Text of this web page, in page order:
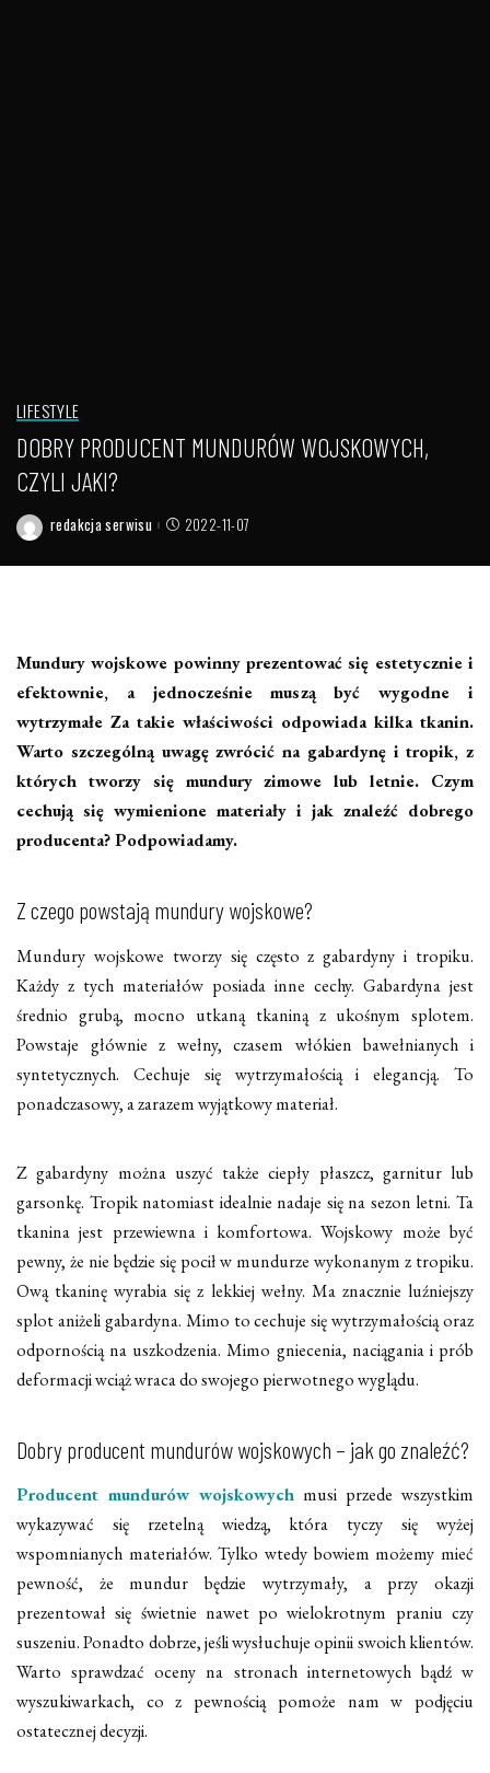
LIFESTYLE
DOBRY PRODUCENT MUNDURÓW WOJSKOWYCH,
CZYLI JAKI?
Posted
redakcja serwisu 2022-11-07
Mundury wojskowe powinny prezentować się estetycznie i
efektownie, a jednocześnie muszą być wygodne i
wytrzymałe Za takie właściwości odpowiada kilka tkanin.
Warto szczególną uwagę zwrócić na gabardynę i tropik, z
których tworzy się mundury zimowe lub letnie. Czym
cechują się wymienione materiały i jak znaleźć dobrego
producenta? Podpowiadamy.
Z czego powstają mundury wojskowe?
Mundury wojskowe tworzy się często z gabardyny i tropiku.
Każdy z tych materiałów posiada inne cechy. Gabardyna jest
średnio grubą, mocno utkaną tkaniną z ukośnym splotem.
Powstaje głównie z wełny, czasem włókien bawełnianych i
syntetycznych. Cechuje się wytrzymałością i elegancją. To
ponadczasowy, a zarazem wyjątkowy materiał.
Z gabardyny można uszyć także ciepły płaszcz, garnitur lub
garsonkę. Tropik natomiast idealnie nadaje się na sezon letni. Ta
tkanina jest przewiewna i komfortowa. Wojskowy może być
pewny, że nie będzie się pocił w mundurze wykonanym z tropiku.
Ową tkaninę wyrabia się z lekkiej wełny. Ma znacznie luźniejszy
splot aniżeli gabardyna. Mimo to cechuje się wytrzymałością oraz
odpornością na uszkodzenia. Mimo gniecenia, naciągania i prób
deformacji wciąż wraca do swojego pierwotnego wyglądu.
Dobry producent mundurów wojskowych – jak go znaleźć?
Producent mundurów wojskowych musi przede wszystkim
wykazywać się rzetelną wiedzą, która tyczy się wyżej
wspomnianych materiałów. Tylko wtedy bowiem możemy mieć
pewność, że mundur będzie wytrzymały, a przy okazji
prezentował się świetnie nawet po wielokrotnym praniu czy
suszeniu. Ponadto dobrze, jeśli wysłuchuje opinii swoich klientów.
Warto sprawdzać oceny na stronach internetowych bądź w
wyszukiwarkach, co z pewnością pomoże nam w podjęciu
ostatecznej decyzji.